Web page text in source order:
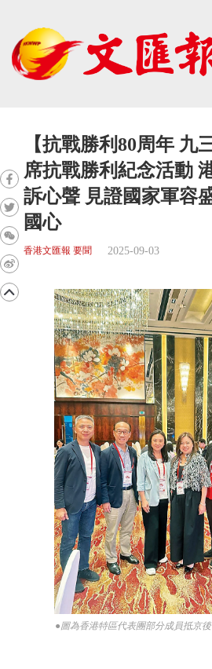
【抗戰勝利80周年 九
席抗戰勝利紀念活動
訴心聲 見證國家軍容
國心
香港文匯報 要聞 2025-09-03
●圖為香港特區代表團部分成員抵京